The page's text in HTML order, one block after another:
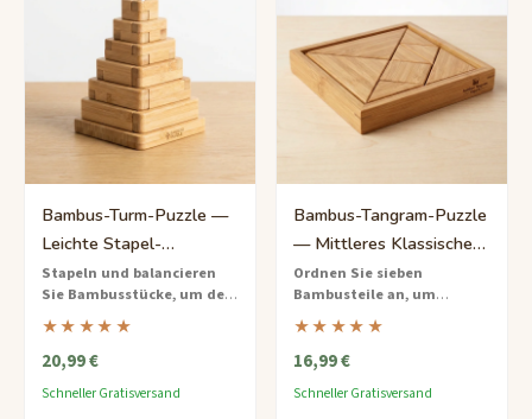
Bambus-Turm-Puzzle —
Leichte Stapel-
Herausforderung
Stapeln und balancieren
Sie Bambusstücke, um den
höchsten Turm zu bauen
ein umweltfreundliches
Puzzlespiel, das leicht zu
unterhaltsam ist.
★★★★★
20,99 €
Schneller Gratisversand
Bambus-Tangram-Puzzle
— Mittleres Klassisches
Geometrie-Set
Ordnen Sie sieben
Bambusteile an, um
Hunderte von Formen zu
bilden— ein zeitloses
geometrisches Puzzle aus
für 9 bis 12-Jährige.
★★★★★
16,99 €
Schneller Gratisversand